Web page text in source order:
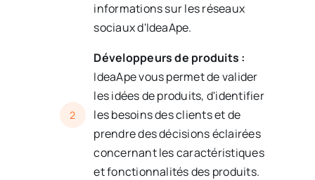
informations sur les réseaux
sociaux d'IdeaApe.
2
Développeurs de produits :
IdeaApe vous permet de valider
les idées de produits, d'identifier
les besoins des clients et de
prendre des décisions éclairées
concernant les caractéristiques
et fonctionnalités des produits.